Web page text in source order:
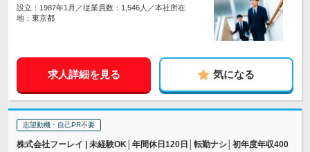
設立：1987年1月／従業員数：1,546人／本社所在
地：東京都
求人詳細を見る 気になる
志望動機・自己PR不要
株式会社フーレイ | 未経験OK│年間休日120日│転勤ナシ│初年度年収400